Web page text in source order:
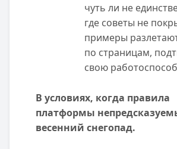
чуть ли не
где советы не
примеры
по страницам,
свою
В условиях, когда правила
платформы
весенний снегопад.